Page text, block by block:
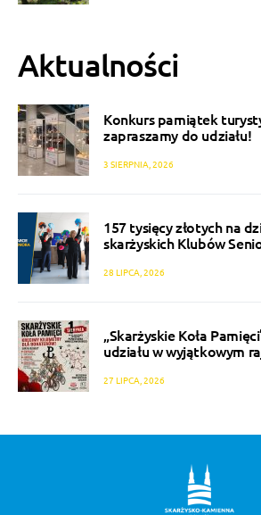
Aktualności
Konkurs pamiątek
zapraszamy do udziału!
3 SIERPNIA, 2026
157 tysięcy złotych na
skarżyskich Klubów
28 LIPCA, 2026
„Skarżyskie Koła
udziału w wyjątkowym
27 LIPCA, 2026